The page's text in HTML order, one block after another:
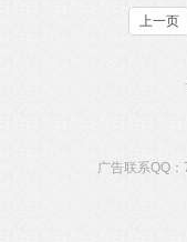
上一页
广告联系QQ